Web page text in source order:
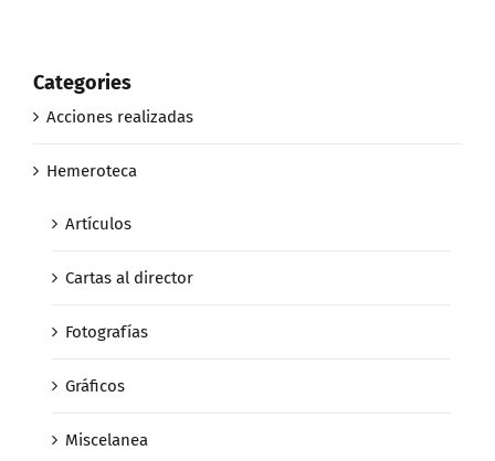
Categories
Acciones realizadas
Hemeroteca
Artículos
Cartas al director
Fotografías
Gráficos
Miscelanea